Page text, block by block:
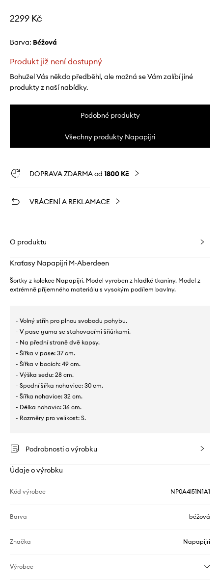
2299 Kč
Barva: béžová
Produkt již není dostupný
Bohužel Vás někdo předběhl, ale možná se Vám zalíbí jiné
produkty z naší nabídky.
Podobné produkty
Všechny produkty Napapijri
DOPRAVA ZDARMA od 1800 Kč
VRÁCENÍ A REKLAMACE
O produktu
Kraťasy Napapijri M-Aberdeen
Šortky z kolekce Napapijri. Model vyroben z hladké tkaniny. Model z
extrémně příjemného materiálu s vysokým podílem bavlny.
- Volný střih pro plnou svobodu pohybu.
- V pase guma se stahovacími šňůrkami.
- Na přední straně dvě kapsy.
- Šířka v pase: 37 cm.
- Šířka v bocích: 49 cm.
- Výška sedu: 28 cm.
- Spodní šířka nohavice: 30 cm.
- Šířka nohavice: 32 cm.
- Délka nohavic: 36 cm.
- Rozměry pro velikost: S.
Podrobnosti o výrobku
Údaje o výrobku
Kód výrobce NP0A4I51N1A1
Barva béžová
Značka Napapijri
Výrobce